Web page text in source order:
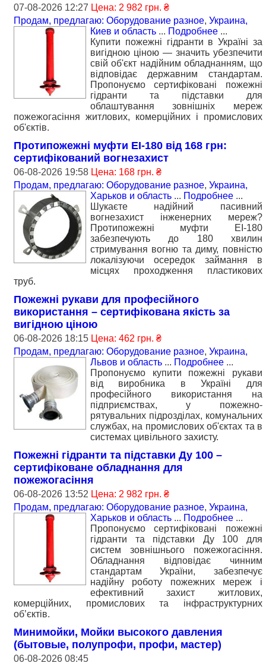
07-08-2026 12:27 Цена: 2 982 грн. ₴
Продам, предлагаю: Оборудование разное, Украина,
Киев и область ... Подробнее ...
Купити пожежні гідранти в Україні за
вигідною ціною — значить убезпечити
свій об'єкт надійним обладнанням, що
відповідає державним стандартам.
Пропонуємо сертифіковані пожежні
гідранти та підставки для
облаштування зовнішніх мереж
пожежогасіння житлових, комерційних і промислових
об'єктів.
Протипожежні муфти EI-180 вiд 168 гpн:
сертифікований вогнезахист
06-08-2026 19:58 Цена: 168 грн. ₴
Продам, предлагаю: Оборудование разное, Украина,
Харьков и область ... Подробнее ...
Шукаєте надійний пасивний
вогнезахист інженерних мереж?
Протипожежні муфти EI-180
забезпечують до 180 хвилин
стримування вогню та диму, повністю
локалізуючи осередок займання в
місцях проходження пластикових
труб.
Пожежні рукави для професійного
викоpистання – сертифікована якість за
вигідною ціною
06-08-2026 18:15 Цена: 462 грн. ₴
Продам, предлагаю: Оборудование разное, Украина,
Львов и область ... Подробнее ...
Пропонуємо купити пожежні рукави
від виробника в Україні для
професійного використання на
підприємствах, у пожежно-
рятувальних підрозділах, комунальних
службах, на промислових об'єктах та в
системах цивільного захисту.
Пожежні гідранти тa підставки Ду 100 –
сертифіковане обладнання для
пожежогасіння
06-08-2026 13:52 Цена: 2 982 грн. ₴
Продам, предлагаю: Оборудование разное, Украина,
Харьков и область ... Подробнее ...
Пропонуємо сертифіковані пожежні
гідранти та підставки Ду 100 для
систем зовнішнього пожежогасіння.
Обладнання відповідає чинним
стандартам України, забезпечує
надійну роботу пожежних мереж і
ефективний захист житлових,
комерційних, промислових та інфраструктурних
об’єктів.
Минимойки, Мойки высокого давления
(бытовые, полупрофи, профи, мастер)
06-08-2026 08:45